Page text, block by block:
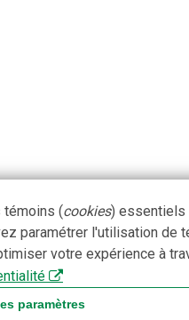
témoins (cookies) essentiels
paramétrer l'utilisation de
votre expérience à
paramètres